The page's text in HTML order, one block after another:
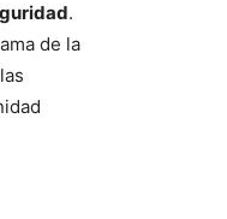
.
de la